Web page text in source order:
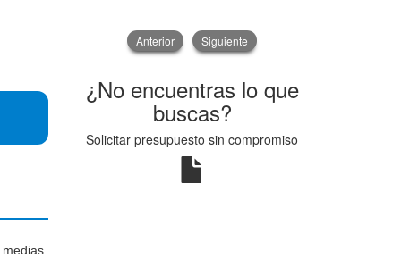
Anterior Siguiente
¿No encuentras lo que
buscas?
Solicitar presupuesto sin compromiso